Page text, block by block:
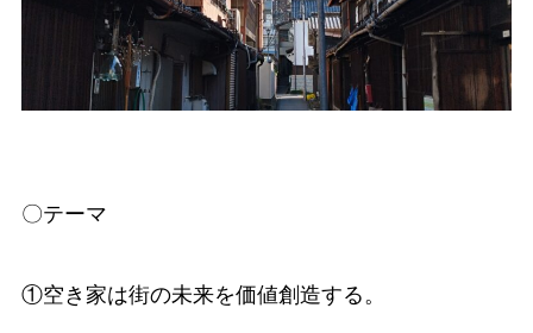
〇テーマ
①空き家は街の未来を価値創造する。